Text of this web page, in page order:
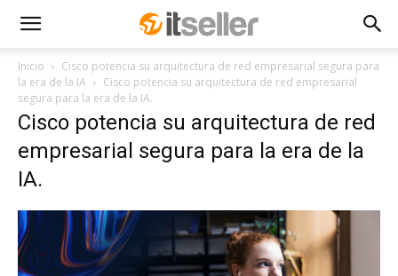
Inicio
Cisco potencia su arquitectura de red empresarial segura para
la era de la IA
Cisco potencia su arquitectura de red empresarial
segura para la era de la IA.
Cisco potencia su arquitectura de red
empresarial segura para la era de la
IA.